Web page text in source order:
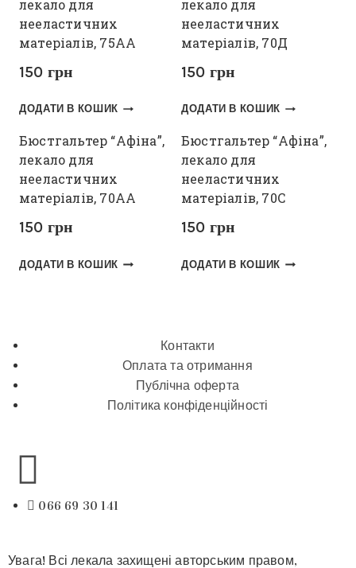
лекало для
нееластичних
матеріалів, 75АА
150 грн
ДОДАТИ В КОШИК
лекало для
нееластичних
матеріалів, 70Д
150 грн
ДОДАТИ В КОШИК
Бюстгальтер “Афіна”,
лекало для
нееластичних
матеріалів, 70АА
150 грн
ДОДАТИ В КОШИК
Бюстгальтер “Афіна”,
лекало для
нееластичних
матеріалів, 70С
150 грн
ДОДАТИ В КОШИК
Контакти
Оплата та отримання
Публічна оферта
Політика конфіденційності
066 69 30 141
Увага! Всі лекала захищені авторським правом,